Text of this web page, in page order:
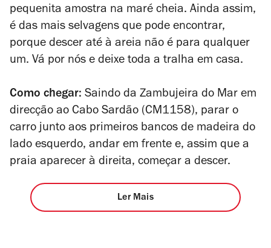
pequenita amostra na maré cheia. Ainda assim,
é das mais selvagens que pode encontrar,
porque descer até à areia não é para qualquer
um. Vá por nós e deixe toda a tralha em casa.
Como chegar: Saindo da Zambujeira do Mar em
direcção ao Cabo Sardão (CM1158), parar o
carro junto aos primeiros bancos de madeira do
lado esquerdo, andar em frente e, assim que a
praia aparecer à direita, começar a descer.
Ler Mais